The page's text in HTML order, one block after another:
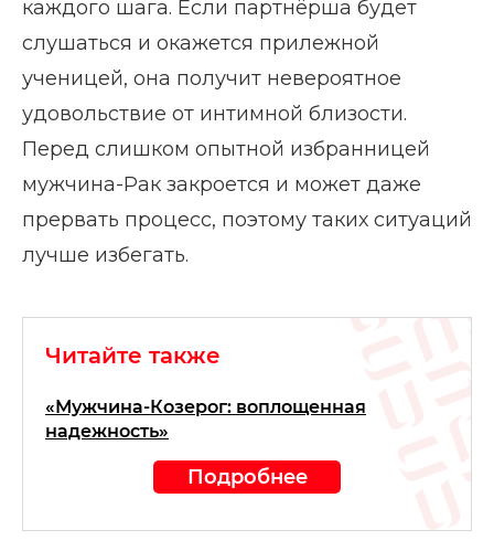
каждого шага. Если партнёрша будет
слушаться и окажется прилежной
ученицей, она получит невероятное
удовольствие от интимной близости.
Перед слишком опытной избранницей
мужчина-Рак закроется и может даже
прервать процесс, поэтому таких ситуаций
лучше избегать.
Читайте также
«Мужчина-Козерог: воплощенная
надежность»
Подробнее